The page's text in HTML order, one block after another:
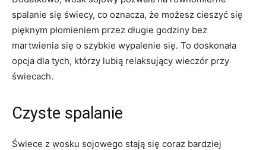
⁢spalanie‍ się świecy, co oznacza, że możesz ‍cieszyć się
pięknym płomieniem przez długie ⁣godziny bez
martwienia się o szybkie ⁢wypalenie się. To doskonała
opcja dla‍ tych, którzy‍ lubią relaksujący⁣ wieczór przy
świecach.
Czyste spalanie
Świece ‍z ‍wosku sojowego stają się coraz bardziej⁤